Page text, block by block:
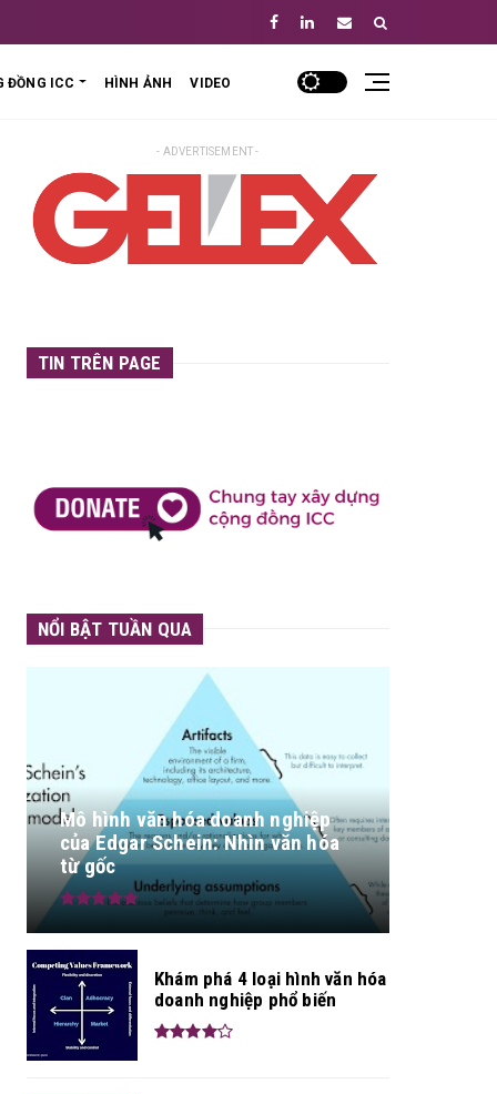
ĐỒNG ICC HÌNH ẢNH VIDEO
- ADVERTISEMENT -
TIN TRÊN PAGE
NỔI BẬT TUẦN QUA
Mô hình văn hóa doanh nghiệp
của Edgar Schein: Nhìn văn hóa
từ gốc
Khám phá 4 loại hình văn hóa
doanh nghiệp phổ biến